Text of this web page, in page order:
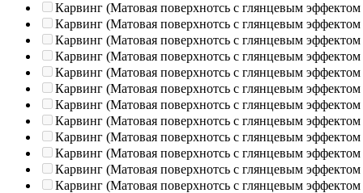
Карвинг (Матовая поверхнотсь с глянцевым эффектом
Карвинг (Матовая поверхнотсь с глянцевым эффектом
Карвинг (Матовая поверхнотсь с глянцевым эффектом
Карвинг (Матовая поверхнотсь с глянцевым эффектом
Карвинг (Матовая поверхнотсь с глянцевым эффектом
Карвинг (Матовая поверхнотсь с глянцевым эффектом
Карвинг (Матовая поверхнотсь с глянцевым эффектом
Карвинг (Матовая поверхнотсь с глянцевым эффектом
Карвинг (Матовая поверхнотсь с глянцевым эффектом
Карвинг (Матовая поверхнотсь с глянцевым эффектом
Карвинг (Матовая поверхнотсь с глянцевым эффектом
Карвинг (Матовая поверхнотсь с глянцевым эффектом